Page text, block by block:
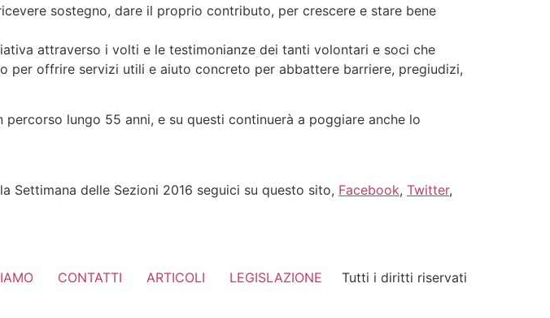
sostegno, dare il proprio contributo, per crescere e stare bene
attraverso i volti e le testimonianze dei tanti volontari e soci che
offrire servizi utili e aiuto concreto per abbattere barriere, pregiudizi,
lungo 55 anni, e su questi continuerà a poggiare anche lo
Settimana delle Sezioni 2016 seguici su questo sito, Facebook, Twitter,
CONTATTI ARTICOLI LEGISLAZIONE Tutti i diritti riservati